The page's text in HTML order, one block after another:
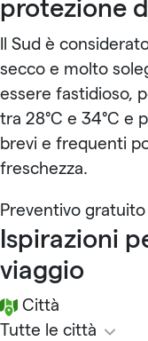
protezione
Il Sud è
secco e molto
essere fastidioso,
tra 28°C e 34°C e
brevi e frequenti
freschezza.
Preventivo gratuito
Ispirazioni
viaggio
Città
Tutte le città